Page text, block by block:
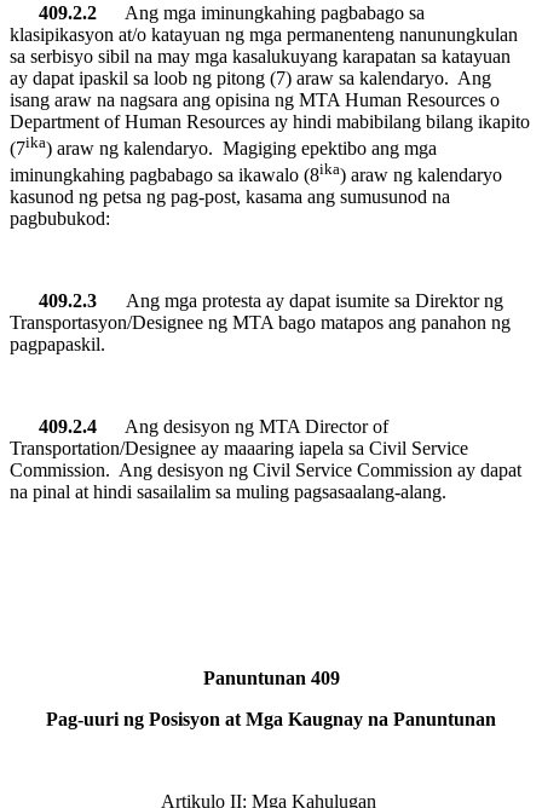
409.2.2
Ang mga iminungkahing pagbabago sa
klasipikasyon at/o katayuan ng mga permanenteng nanunungkulan
sa serbisyo sibil na may mga kasalukuyang karapatan sa katayuan
ay dapat ipaskil sa loob ng pitong (7) araw sa kalendaryo. Ang
isang araw na nagsara ang opisina ng MTA Human Resources o
Department of Human Resources ay hindi mabibilang bilang ikapito
(7ika) araw ng kalendaryo. Magiging epektibo ang mga
iminungkahing pagbabago sa ikawalo (8ika) araw ng kalendaryo
kasunod ng petsa ng pag-post, kasama ang sumusunod na
pagbubukod:
409.2.3
Ang mga protesta ay dapat isumite sa Direktor ng
Transportasyon/Designee ng MTA bago matapos ang panahon ng
pagpapaskil.
409.2.4
Ang desisyon ng MTA Director of
Transportation/Designee ay maaaring iapela sa Civil Service
Commission. Ang desisyon ng Civil Service Commission ay dapat
na pinal at hindi sasailalim sa muling pagsasaalang-alang.
Panuntunan 409
Pag-uuri ng Posisyon at Mga Kaugnay na Panuntunan
Artikulo II: Mga Kahulugan